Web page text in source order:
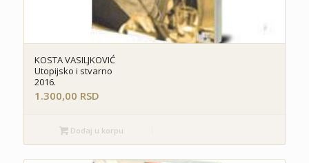
KOSTA VASILJKOVIĆ
Utopijsko i stvarno
2016.
1.300,00 RSD
Dodaj u korpu